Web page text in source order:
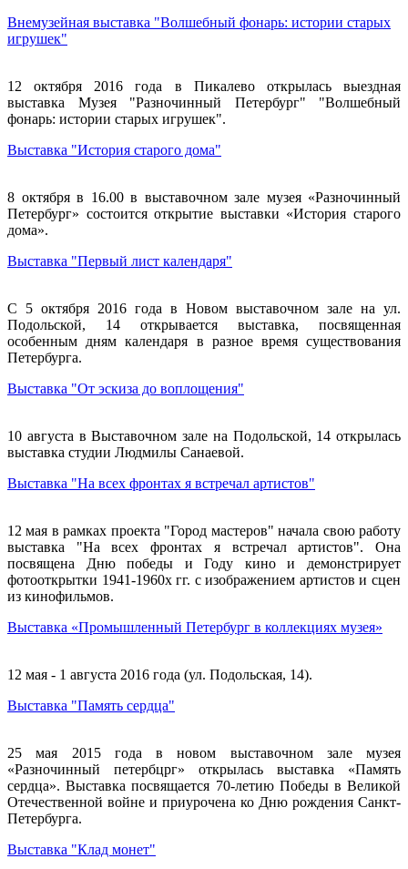
Внемузейная выставка "Волшебный фонарь: истории старых
игрушек"
12 октября 2016 года в Пикалево открылась выездная
выставка Музея "Разночинный Петербург" "Волшебный
фонарь: истории старых игрушек".
Выставка "История старого дома"
8 октября в 16.00 в выставочном зале музея «Разночинный
Петербург» состоится открытие выставки «История старого
дома».
Выставка "Первый лист календаря"
С 5 октября 2016 года в Новом выставочном зале на ул.
Подольской, 14 открывается выставка, посвященная
особенным дням календаря в разное время существования
Петербурга.
Выставка "От эскиза до воплощения"
10 августа в Выставочном зале на Подольской, 14 открылась
выставка студии Людмилы Санаевой.
Выставка "На всех фронтах я встречал артистов"
12 мая в рамках проекта "Город мастеров" начала свою работу
выставка "На всех фронтах я встречал артистов". Она
посвящена Дню победы и Году кино и демонстрирует
фотооткрытки 1941-1960х гг. с изображением артистов и сцен
из кинофильмов.
Выставка «Промышленный Петербург в коллекциях музея»
12 мая - 1 августа 2016 года (ул. Подольская, 14).
Выставка "Память сердца"
25 мая 2015 года в новом выставочном зале музея
«Разночинный петербцрг» открылась выставка «Память
сердца». Выставка посвящается 70-летию Победы в Великой
Отечественной войне и приурочена ко Дню рождения Санкт-
Петербурга.
Выставка "Клад монет"